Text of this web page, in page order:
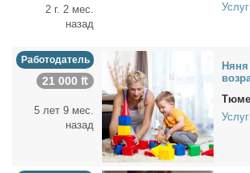
2 г. 2 мес.
назад
Работодатель
21 000 ₶
5 лет 9 мес.
назад